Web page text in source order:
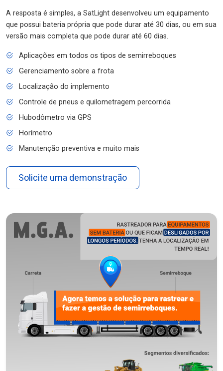
A resposta é simples, a SatLight desenvolveu um equipamento
que possui bateria própria que pode durar até 30 dias, ou em sua
versão mais completa que pode durar até 60 dias.
Aplicações em todos os tipos de semirreboques
Gerenciamento sobre a frota
Localização do implemento
Controle de pneus e quilometragem percorrida
Hubodômetro via GPS
Horímetro
Manutenção preventiva e muito mais
Solicite uma demonstração